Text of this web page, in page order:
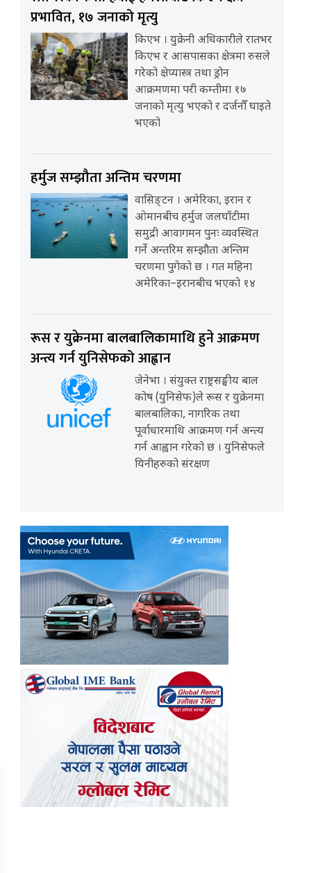
प्रभावित, १७ जनाको मृत्यु
किएभ । युक्रेनी अधिकारीले रातभर
किएभ र आसपासका क्षेत्रमा रुसले
गरेको क्षेप्यास्त्र तथा ड्रोन
आक्रमणमा परी कम्तीमा १७
जनाको मृत्यु भएको र दर्जनौँ घाइते
भएको
हर्मुज सम्झौता अन्तिम चरणमा
वासिङ्टन । अमेरिका, इरान र
ओमानबीच हर्मुज जलघाँटीमा
समुद्री आवागमन पुनः व्यवस्थित
गर्ने अन्तरिम सम्झौता अन्तिम
चरणमा पुगेको छ । गत महिना
अमेरिका–इरानबीच भएको १४
रूस र युक्रेनमा बालबालिकामाथि हुने आक्रमण
अन्त्य गर्न युनिसेफको आह्वान
जेनेभा । संयुक्त राष्ट्रसङ्घीय बाल
कोष (युनिसेफ)ले रूस र युक्रेनमा
बालबालिका, नागरिक तथा
पूर्वाधारमाथि आक्रमण गर्न अन्त्य
गर्न आह्वान गरेको छ । युनिसेफले
यिनीहरुको संरक्षण